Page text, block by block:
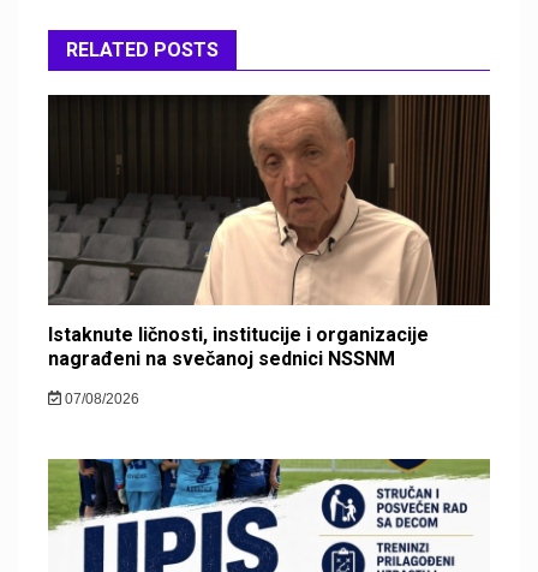
RELATED POSTS
Istaknute ličnosti, institucije i organizacije
nagrađeni na svečanoj sednici NSSNM
07/08/2026